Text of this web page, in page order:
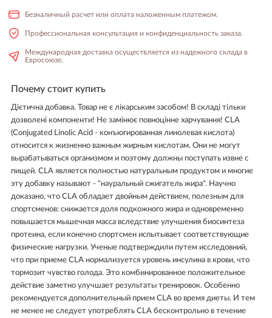
Безналичный расчет или оплата наложенным платежом.
Профессиональная консультация и конфиденциальность заказа.
Международная доставка осуществляется из надежного склада в
Евросоюзе.
Почему стоит купить
Дієтична добавка. Товар не є лікарським засобом! В складі тільки
дозволені компоненти! Не замінює повноцінне харчування! CLA
(Conjugated Linolic Acid - конъюгированная линолевая кислота)
относится к жизненно важным жирным кислотам. Они не могут
вырабатываться организмом и поэтому должны поступать извне с
пищей. CLA является полностью натуральным продуктом и многие
эту добавку называют - "науральный сжигатель жира". Научно
доказано, что CLA обладает двойным действием, полезным для
спортсменов: снижается доля подкожного жира и одновременно
повышается мышечная масса вследствие улучшения биосинтеза
протеина, если конечно спортсмен испытывает соответствующие
физические нагрузки. Ученые подтверждили путем исследовний,
что при приеме CLA нормализуется уровень инсулина в крови, что
тормозит чувство голода. Это комбинированное положительное
действие заметно улучшает результаты тренировок. Особенно
рекомендуется дополнительный прием CLA во время диеты. И тем
не менее не следует употреблять CLA бесконтрольно в течение